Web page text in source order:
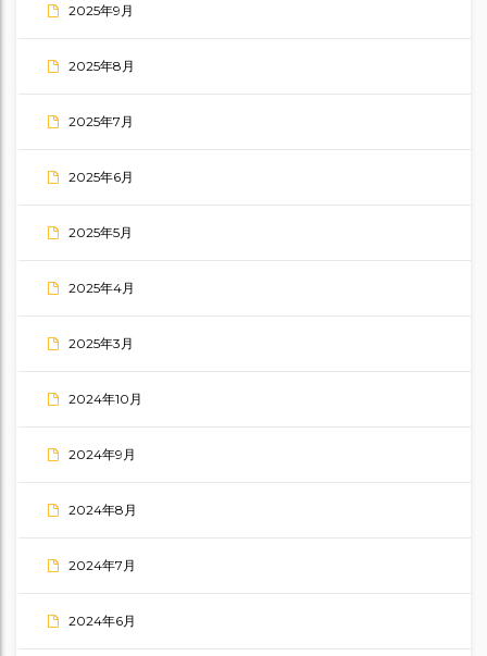
2025年9月
2025年8月
2025年7月
2025年6月
2025年5月
2025年4月
2025年3月
2024年10月
2024年9月
2024年8月
2024年7月
2024年6月